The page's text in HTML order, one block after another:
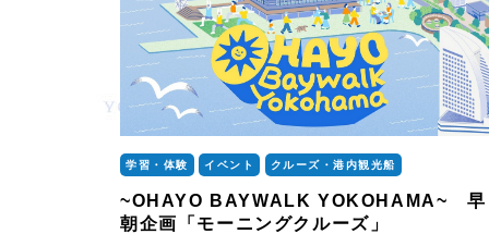
学習・体験 イベント クルーズ・港内観光船
~OHAYO BAYWALK YOKOHAMA~ 早
朝企画「モーニングクルーズ」